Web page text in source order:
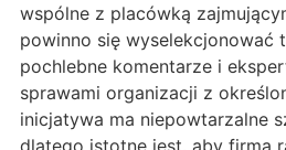
wspólne z placówką
powinno się wyselekcjonować
pochlebne komentarze i
sprawami organizacji z
inicjatywa ma niepowtarzalne